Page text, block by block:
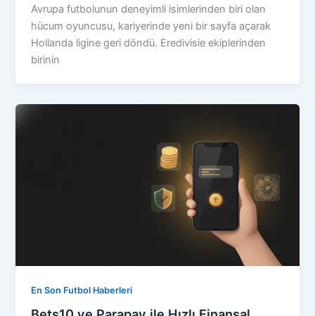
Avrupa futbolunun deneyimli isimlerinden biri olan
hücum oyuncusu, kariyerinde yeni bir sayfa açarak
Hollanda ligine geri döndü. Eredivisie ekiplerinden
birinin
En Son Futbol Haberleri